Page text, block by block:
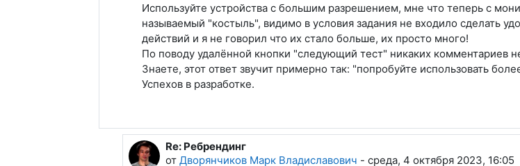
Используйте устройства с большим разрешением, мне что теперь с
называемый "костыль", видимо в условия задания не входило сделать
действий и я не говорил что их стало больше, их просто много!
По поводу удалённой кнопки "следующий тест" никаких комментариев
Знаете, этот ответ звучит примерно так: "попробуйте использовать
Успехов в разработке.
В ответ на Поляев Георгий Дмитриевич
Re: Ребрендинг
от Дворянчиков Марк Владиславович - среда, 4 октября 2023, 16:05